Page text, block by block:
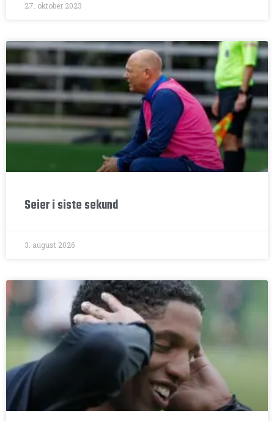
27. oktober 2023
Seier i siste sekund
3. august 2026